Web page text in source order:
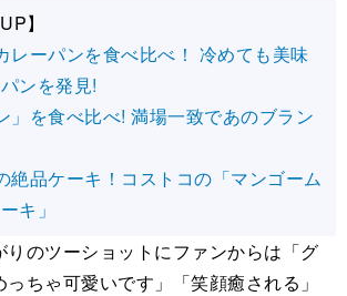
】
レーパンを食べ比べ！ 冷めても美味
ンを発見!
」を食べ比べ! 満場一致であのブラン
絶品ケーキ！コストコの「マンゴーム
キ」
のツーショットにファンからは「グ
ちゃ可愛いです」「笑顔癒される」